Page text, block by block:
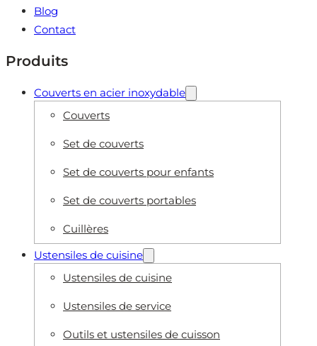
Blog
Contact
Produits
Couverts en acier inoxydable
Couverts
Set de couverts
Set de couverts pour enfants
Set de couverts portables
Cuillères
Ustensiles de cuisine
Ustensiles de cuisine
Ustensiles de service
Outils et ustensiles de cuisson